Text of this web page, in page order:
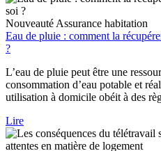
Nouveauté Assurance habitation
Eau de pluie : comment la
?
L’eau de pluie peut être une
consommation d’eau potable et
utilisation à domicile obéit à des
Lire